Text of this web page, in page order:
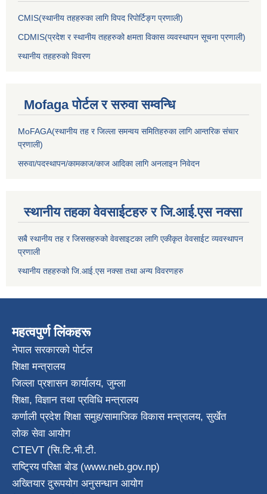
CMIS(स्थानीय तहहरुका लागि विपद रिपोर्टिङ्ग प्रणाली)
CDMIS(प्रदेश र स्थानीय तहहरुको क्षमता विकास व्यवस्थापन सूचना प्रणाली)
स्थानीय तहहरुको विवरण
Mofaga पोर्टल र सरुवा सम्वन्धि
MoFAGA(स्थानीय तह र जिल्ला समन्वय समितिहरुका लागि आन्तरिक संचार
प्रणाली)
सरुवा/पदस्थापन/कामकाज/काज आदिका लागि अनलाइन निवेदन
स्थानीय तहका वेवसाईटहरु र जि.आई.एस नक्सा
सबै स्थानीय तह र जिससहरुको वेवसाइटका लागि एकीकृत वेवसाईट व्यवस्थापन
प्रणाली
स्थानीय तहहरुको जि.आई.एस नक्सा तथा अन्य विवरणहरु
महत्वपुर्ण लिंकहरू
नेपाल सरकारको पोर्टल
शिक्षा मन्त्रालय
जिल्ला प्रशासन कार्यालय, जुम्ला
शिक्षा, विज्ञान तथा प्रविधि मन्त्रालय
कर्णाली प्रदेश शिक्षा समुह/सामाजिक विकास मन्त्रालय, सुर्खेत
लोक सेवा आयोग
CTEVT (सि.टि.भी.टी.
राष्ट्रिय परिक्षा बाेड (www.neb.gov.np)
अख्तियार दुरूपयोग अनुसन्धान आयोग